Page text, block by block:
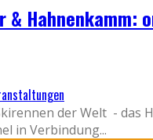
&
der Welt - das
in Verbindung...